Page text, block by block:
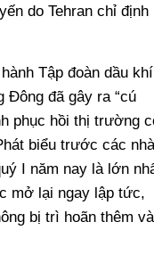
do Tehran chỉ định
Tập đoàn dầu khí
Đông đã gây ra “cú
phục hồi thị trường
biểu trước các nhà
I năm nay là lớn
mở lại ngay lập tức,
bị trì hoãn thêm